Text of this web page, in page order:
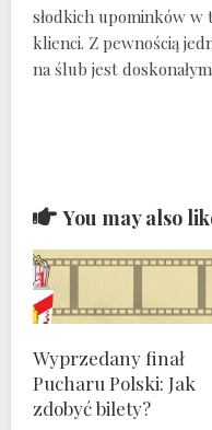
słodkich upominków w
klienci. Z pewnością
na ślub jest
You may also
Wyprzedany finał
Pucharu Polski: Jak
zdobyć bilety?